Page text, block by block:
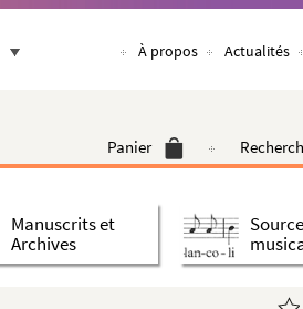
À propos Actualités
Panier
Manuscrits et
Archives